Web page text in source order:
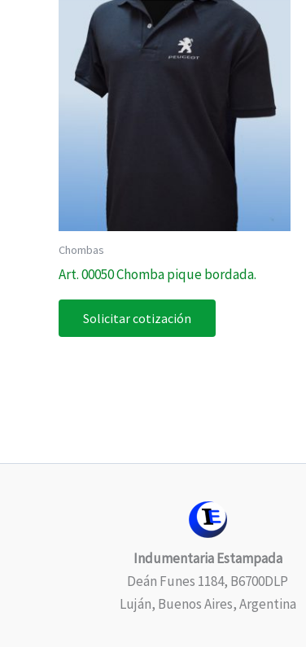
Chombas
Art. 00050 Chomba pique bordada.
Solicitar cotización
Indumentaria Estampada
Deán Funes 1184, B6700DLP
Luján, Buenos Aires, Argentina